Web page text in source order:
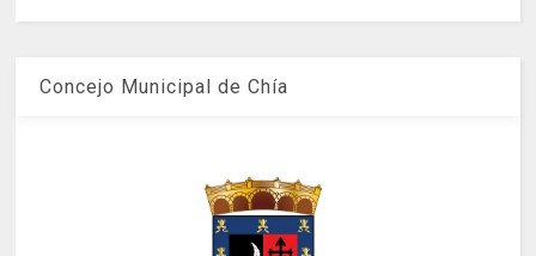
Concejo Municipal de Chía